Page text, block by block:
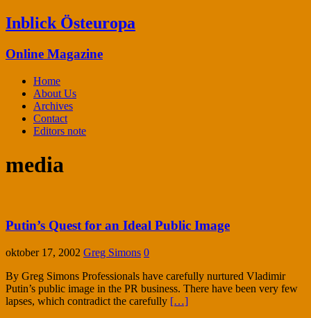
Inblick Östeuropa
Online Magazine
Home
About Us
Archives
Contact
Editors note
media
Putin’s Quest for an Ideal Public Image
oktober 17, 2002 Greg Simons 0
By Greg Simons Professionals have carefully nurtured Vladimir
Putin’s public image in the PR business. There have been very few
lapses, which contradict the carefully […]